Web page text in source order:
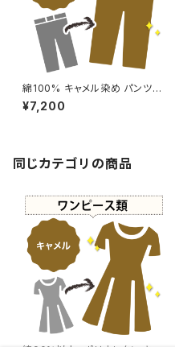
綿100% キャメル染め パンツ
【元色：キャメル系 - 漂白抜け】
-染め直し[黄土色 - Camel]41
¥7,200
同じカテゴリの商品